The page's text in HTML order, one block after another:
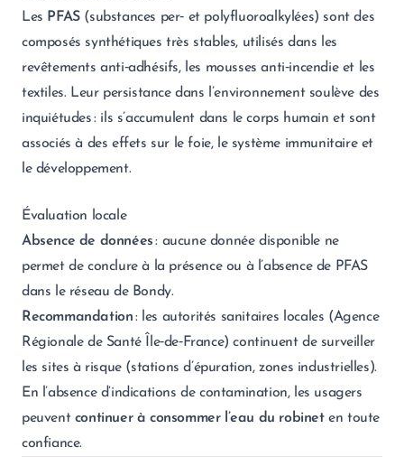
Les PFAS(substances per‑ et polyfluoroalkylées) sont des
composés synthétiques très stables, utilisés dans les
revêtements anti‑adhésifs, les mousses anti‑incendie et les
textiles. Leur persistance dans l’environnement soulève des
inquiétudes : ils s’accumulent dans le corps humain et sont
associés à des effets sur le foie, le système immunitaire et
le développement.
Évaluation locale
Absence de données: aucune donnée disponible ne
permet de conclure à la présence ou à l’absence de PFAS
dans le réseau de Bondy.
Recommandation: les autorités sanitaires locales (Agence
Régionale de Santé Île‑de‑France) continuent de surveiller
les sites à risque (stations d’épuration, zones industrielles).
En l’absence d’indications de contamination, les usagers
peuvent continuer à consommer l’eau du robineten toute
confiance.